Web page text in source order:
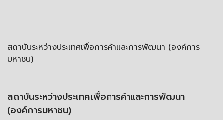
สถาบันระหว่างประเทศเพื่อการค้าและการพัฒนา (องค์การ
มหาชน)
สถาบันระหว่างประเทศเพื่อการค้าและการพัฒนา
(องค์การมหาชน)